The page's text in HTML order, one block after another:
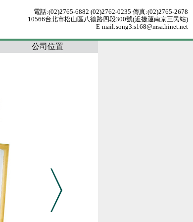
電話:(02)2765-6882 (02)2762-0235 傳真:(02)2765-2678
10566台北市松山區八德路四段300號(近捷運南京三民站)
E-mail:song3.s168@msa.hinet.net
公司位置